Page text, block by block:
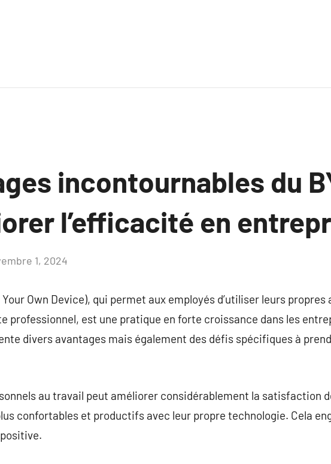
incontournables du
l’efficacité en
1, 2024
Own Device), qui permet aux employés d’utiliser leurs propres
professionnel, est une pratique en forte croissance dans les
divers avantages mais également des défis spécifiques à
au travail peut améliorer considérablement la satisfaction
confortables et productifs avec leur propre technologie. Cela